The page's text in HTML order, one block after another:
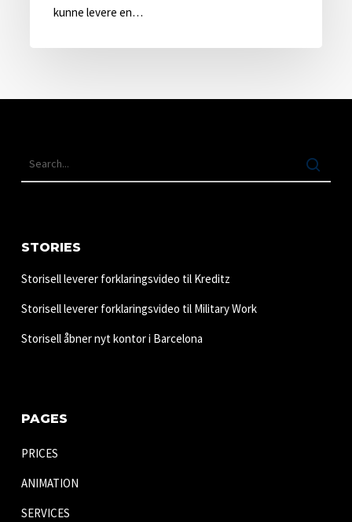
kunne levere en…
STORIES
Storisell leverer forklaringsvideo til Kreditz
Storisell leverer forklaringsvideo til Military Work
Storisell åbner nyt kontor i Barcelona
PAGES
PRICES
ANIMATION
SERVICES